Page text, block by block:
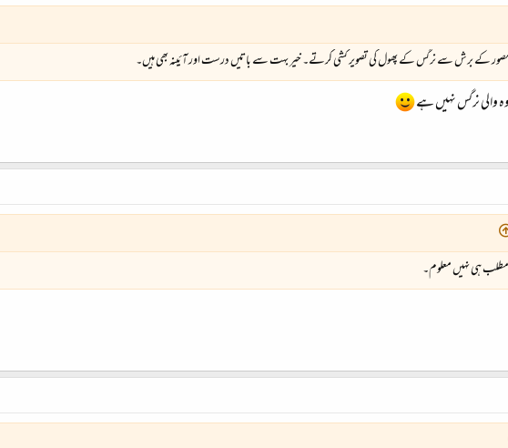
کے برش سے نرگس کے پھول کی تصویر کشی کرتے۔ خیر بہت سے باتیں درست اور آئینہ بھی ہیں۔
والی نرگس نہیں ہے
ہی نہیں معلوم۔